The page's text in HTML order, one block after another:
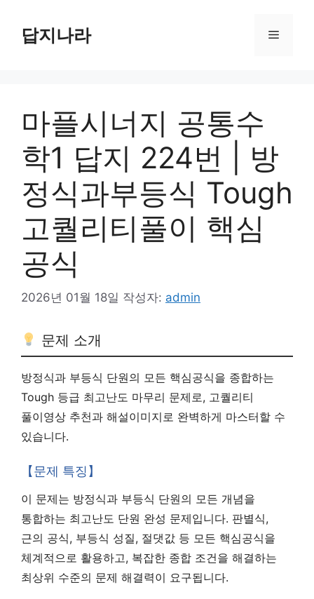
답지나라 메
마플시너지 공통수
학1 답지 224번 | 방
정식과부등식 Tough
고퀄리티풀이 핵심
공식
2026년 01월 18일 작성자: admin
문제 소개
방정식과 부등식 단원의 모든 핵심공식을 종합하는
Tough 등급 최고난도 마무리 문제로, 고퀄리티
풀이영상 추천과 해설이미지로 완벽하게 마스터할 수
있습니다.
【문제 특징】
이 문제는 방정식과 부등식 단원의 모든 개념을
통합하는 최고난도 단원 완성 문제입니다. 판별식,
근의 공식, 부등식 성질, 절댓값 등 모든 핵심공식을
체계적으로 활용하고, 복잡한 종합 조건을 해결하는
최상위 수준의 문제 해결력이 요구됩니다.